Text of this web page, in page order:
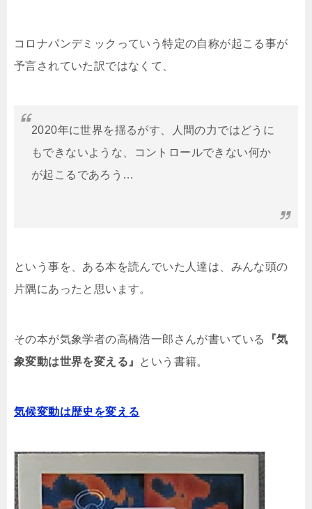
コロナパンデミックっていう特定の自称が起こる事が
予言されていた訳ではなくて、
2020年に世界を揺るがす、人間の力ではどうに
もできないような、コントロールできない何か
が起こるであろう…
という事を、ある本を読んでいた人達は、みんな頭の
片隅にあったと思います。
その本が気象学者の高橋浩一郎さんが書いている
『気
象変動は世界を変える』 という書籍。
気候変動は歴史を変える